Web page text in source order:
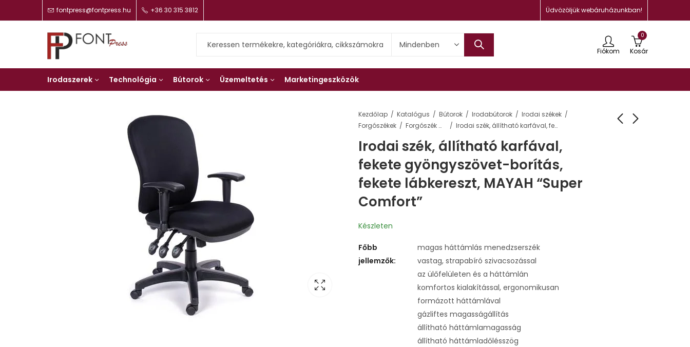
fontpress@fontpress.hu +36 30 315 3812 Üdvözöljük webáruházunkban!
Fiókom
0
Kosár
Irodaszerek Technológia Bútorok Üzemeltetés Marketingeszközök
Kezdőlap Katalógus Bútorok Irodabútorok
Irodai székek
Forgószékek
Forgószék magas felhasználók számára Irodai szék, állítható karfával, fekete gyöngyszövet-borítás, fekete lábkereszt, MAYAH “Super Comfort”
Irodai szék, állítható karfával,
fekete gyöngyszövet-borítás,
fekete lábkereszt, MAYAH “Super
Comfort”
Készleten
Főbb
jellemzők:
magas háttámlás menedzserszék
vastag, strapabíró szivacsozással
az ülőfelületen és a háttámlán
komfortos kialakítással, ergonomikusan
formázott háttámlával
gázliftes magasságállítás
állítható háttámlamagasság
állítható háttámladőlésszög